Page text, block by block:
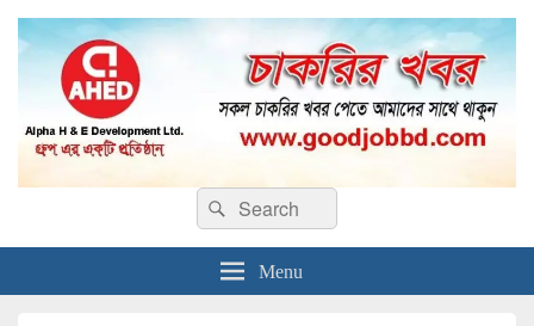
Good Job BD
সকল প্রকার চাকুরি!
Search
for:
Search
Menu